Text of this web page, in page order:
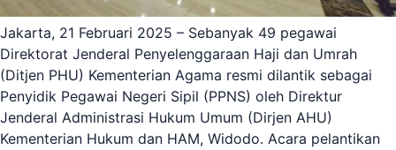
Jakarta, 21 Februari 2025 – Sebanyak 49 pegawai
Direktorat Jenderal Penyelenggaraan Haji dan Umrah
(Ditjen PHU) Kementerian Agama resmi dilantik sebagai
Penyidik Pegawai Negeri Sipil (PPNS) oleh Direktur
Jenderal Administrasi Hukum Umum (Dirjen AHU)
Kementerian Hukum dan HAM, Widodo. Acara pelantikan